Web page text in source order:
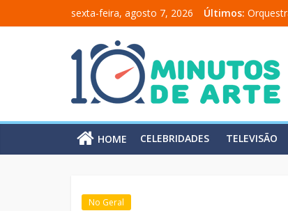
sexta-feira, agosto 7, 2026 Últimos:
Mônica
HOME CELEBRIDADES TELEVISÃO
No Geral